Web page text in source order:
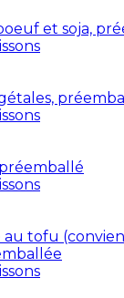
et soja,
au tofu